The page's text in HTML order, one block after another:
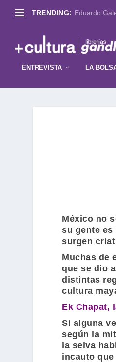
TRENDING: Eduardo
ENTREVISTA LA
México no
su gente
surgen
Muchas de
que se dio
distintas
cultura
Ek Chapat,
Si alguna
según la
la selva
incauto